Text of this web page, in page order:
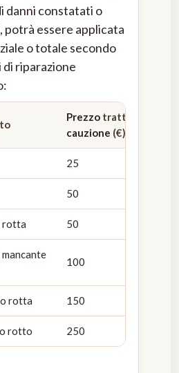
danni constatati o
potrà essere applicata
o totale secondo
di riparazione
Prezzotrattenuto
cauzione (€)
25
50
rotta 50
100
rotta 150
rotto 250